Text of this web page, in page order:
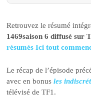
Retrouvez le résumé
1469saison 6 diffusé sur
résumés Ici tout
Le récap de l’épisode
avec en bonusles
télévisé de TF1.